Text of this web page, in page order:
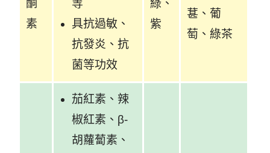
酮
素
等
具抗過敏、
抗發炎、抗
菌等功效
綠、
紫
葚、葡
萄、綠茶
茄紅素、辣
椒紅素、β-
胡蘿蔔素、